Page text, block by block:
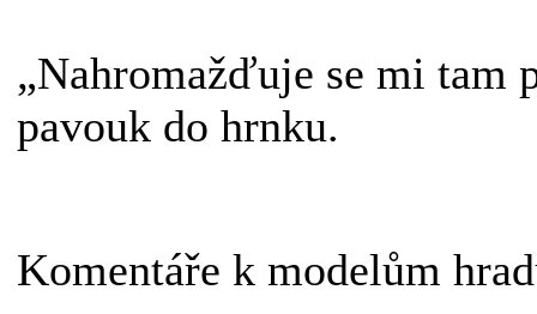
„Nahromažďuje se mi tam
pavouk do hrnku.
Komentáře k modelům